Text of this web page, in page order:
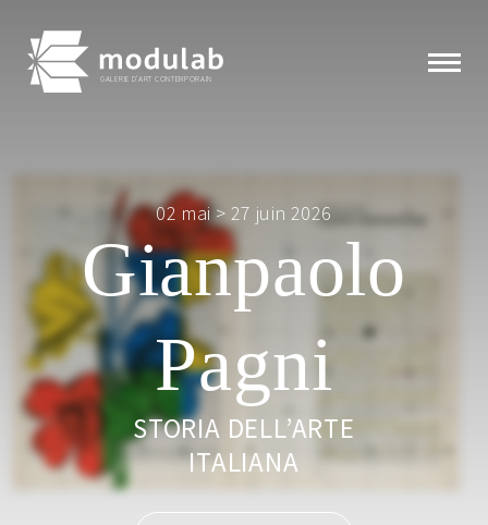
GALERIE D'ART CONTEMPORAIN
Expositions
Artistes
Éditions
Modulab
Actualités
02 mai > 27 juin 2026
Gianpaolo
Pagni
STORIA DELL’ARTE
ITALIANA